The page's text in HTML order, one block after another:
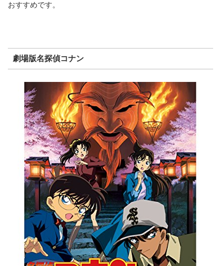
おすすめです。
劇場版名探偵コナン